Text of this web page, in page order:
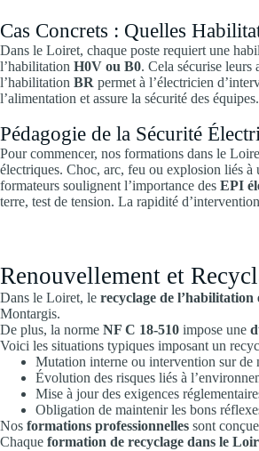
Cas Concrets : Quelles
Dans le Loiret, chaque poste requiert une
l’habilitation H0V ou B0. Cela sécurise leurs
l’habilitation BR permet à l’électricien
l’alimentation et assure la sécurité des
Pédagogie de la Sécurité
Pour commencer, nos formations dans le
électriques. Choc, arc, feu ou explosion liés
formateurs soulignent l’importance des EPI
terre, test de tension. La rapidité
Renouvellement et
Dans le Loiret, le recyclage de l’habilitation
Montargis.
De plus, la norme NF C 18-510 impose une
Voici les situations typiques imposant un
Mutation interne ou intervention sur de
Évolution des risques liés à
Mise à jour des exigences
Obligation de maintenir les bons
Nos formations professionnelles sont
Chaque formation de recyclage dans le